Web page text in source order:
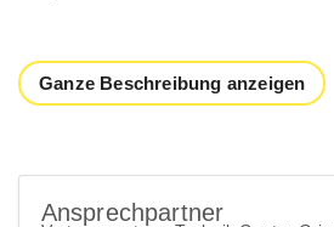
Ganze Beschreibung anzeigen
Ansprechpartner